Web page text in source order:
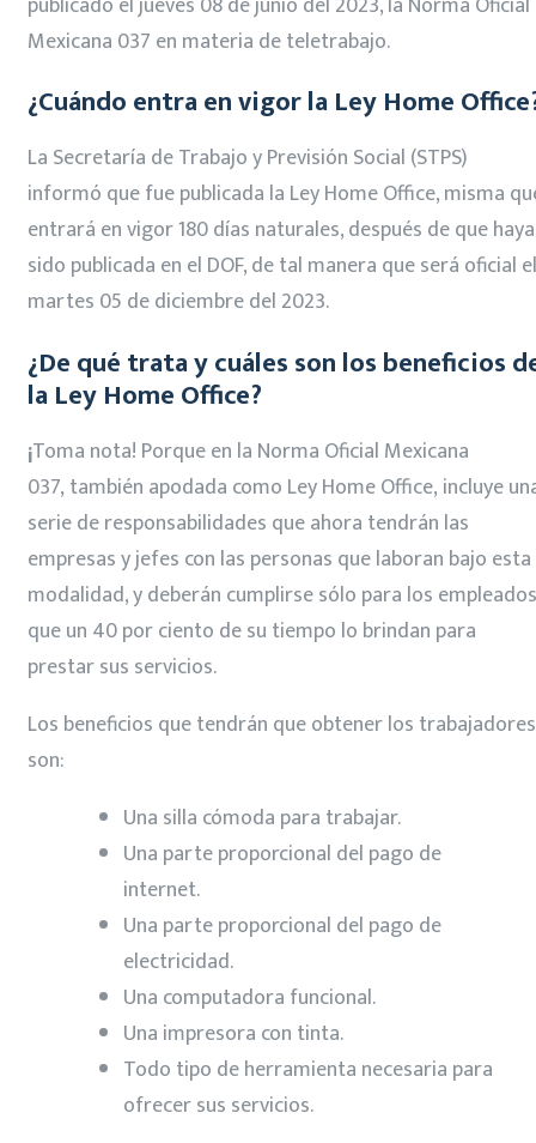
Mexicana 037 en materia de teletrabajo.
¿Cuándo entra en vigor la Ley Home
La Secretaría de Trabajo y Previsión Social (STPS)
informó que fue publicada la Ley Home Office, misma
entrará en vigor 180 días naturales, después de que haya
sido publicada en el DOF, de tal manera que será oficial el
martes 05 de diciembre del 2023.
¿De qué trata y cuáles son los beneficios
la Ley Home Office?
¡Toma nota! Porque en la Norma Oficial Mexicana
037, también apodada como Ley Home Office, incluye
serie de responsabilidades que ahora tendrán las
empresas y jefes con las personas que laboran bajo esta
modalidad, y deberán cumplirse sólo para los empleados
que un 40 por ciento de su tiempo lo brindan para
prestar sus servicios.
Los beneficios que tendrán que obtener los trabajadores
son:
Una silla cómoda para trabajar.
Una parte proporcional del pago de
internet.
Una parte proporcional del pago de
electricidad.
Una computadora funcional.
Una impresora con tinta.
Todo tipo de herramienta necesaria para
ofrecer sus servicios.